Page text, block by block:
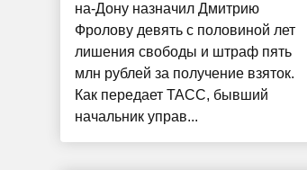
на-Дону назначил Дмитрию
Фролову девять с половиной лет
лишения свободы и штраф пять
млн рублей за получение взяток.
Как передает ТАСС, бывший
начальник управ...